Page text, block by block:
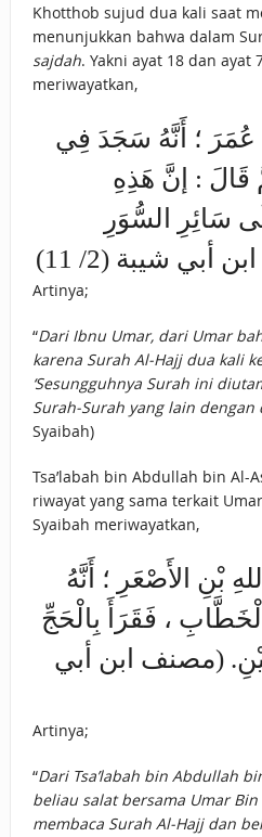
Khotthob sujud dua kali saat
menunjukkan bahwa dalam
sajdah. Yakni ayat 18 dan ayat
meriwayatkan,
؛ أَنَّهُ سَجَدَ فِي
قَالَ : إنَّ هَذِهِ
سَائِرِ السُّوَرِ
شيبة (2/ 11)
Artinya;
“Dari Ibnu Umar, dari Umar
karena Surah Al-Hajj dua kali
‘Sesungguhnya Surah ini
Surah-Surah yang lain dengan
Syaibah)
Tsa’labah bin Abdullah bin Al-
riwayat yang sama terkait
Syaibah meriwayatkan,
بْنِ الأَصْعَرِ ؛ أَنَّهُ
، فَقَرَأَ بِالْحَجِّ
(مصنف ابن أبي
Artinya;
“Dari Tsa’labah bin Abdullah
beliau salat bersama Umar
membaca Surah Al-Hajj dan